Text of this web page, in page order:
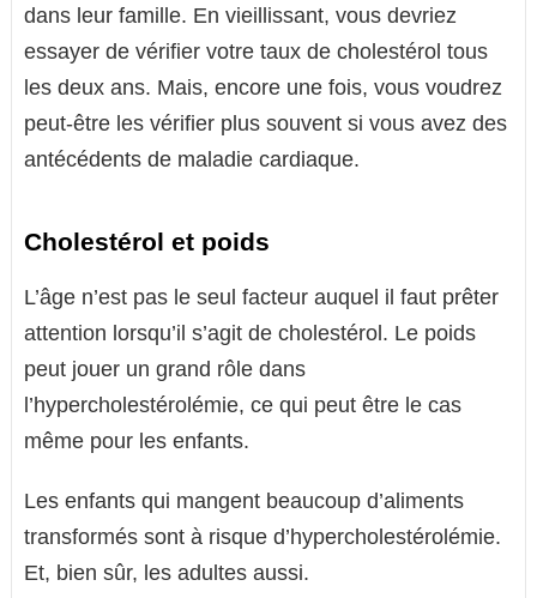
dans leur famille. En vieillissant, vous devriez
essayer de vérifier votre taux de cholestérol tous
les deux ans. Mais, encore une fois, vous voudrez
peut-être les vérifier plus souvent si vous avez des
antécédents de maladie cardiaque.
Cholestérol et poids
L’âge n’est pas le seul facteur auquel il faut prêter
attention lorsqu’il s’agit de cholestérol. Le poids
peut jouer un grand rôle dans
l’hypercholestérolémie, ce qui peut être le cas
même pour les enfants.
Les enfants qui mangent beaucoup d’aliments
transformés sont à risque d’hypercholestérolémie.
Et, bien sûr, les adultes aussi.